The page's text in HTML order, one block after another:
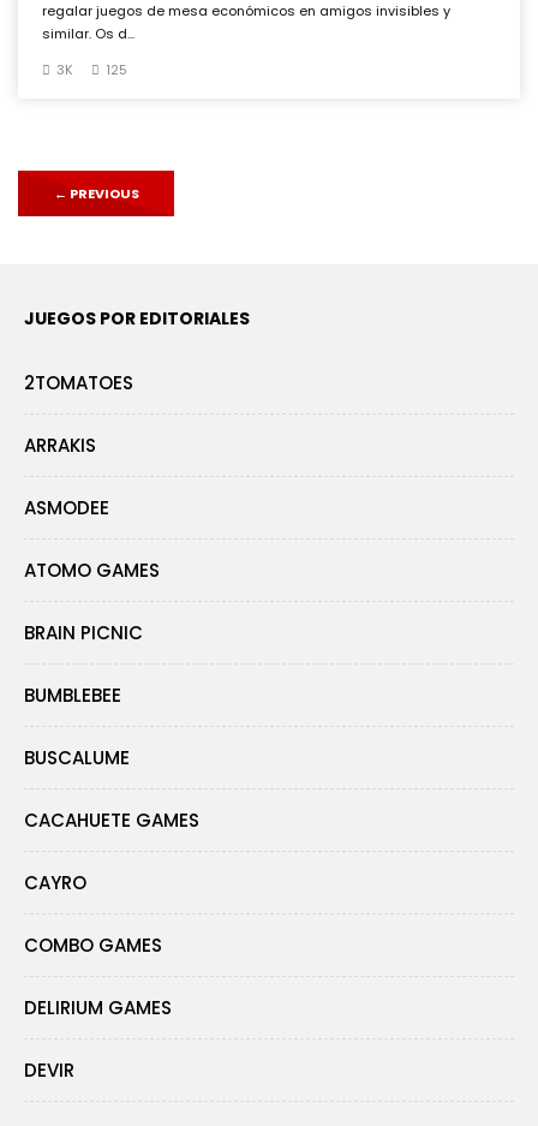
regalar juegos de mesa económicos en amigos invisibles y
similar. Os d...
3K
125
← PREVIOUS
JUEGOS POR EDITORIALES
2TOMATOES
ARRAKIS
ASMODEE
ATOMO GAMES
BRAIN PICNIC
BUMBLEBEE
BUSCALUME
CACAHUETE GAMES
CAYRO
COMBO GAMES
DELIRIUM GAMES
DEVIR